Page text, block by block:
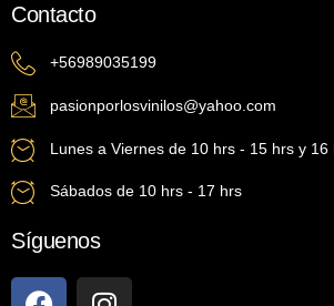
Contacto
+56989035199
pasionporlosvinilos@yahoo.com
Lunes a Viernes de 10 hrs - 15 hrs y 16
Sábados de 10 hrs - 17 hrs
Síguenos